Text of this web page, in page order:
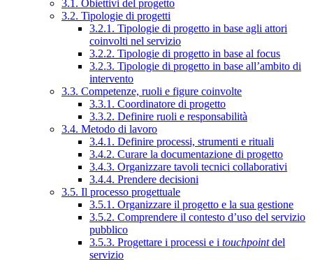
3.1. Obiettivi del progetto
3.2. Tipologie di progetti
3.2.1. Tipologie di progetto in base agli attori
coinvolti nel servizio
3.2.2. Tipologie di progetto in base al focus
3.2.3. Tipologie di progetto in base all’ambito di
intervento
3.3. Competenze, ruoli e figure coinvolte
3.3.1. Coordinatore di progetto
3.3.2. Definire ruoli e responsabilità
3.4. Metodo di lavoro
3.4.1. Definire processi, strumenti e rituali
3.4.2. Curare la documentazione di progetto
3.4.3. Organizzare tavoli tecnici collaborativi
3.4.4. Prendere decisioni
3.5. Il processo progettuale
3.5.1. Organizzare il progetto e la sua gestione
3.5.2. Comprendere il contesto d’uso del servizio
pubblico
3.5.3. Progettare i processi e i touchpointdel
servizio